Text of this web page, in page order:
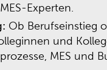
Experten.
Ob Berufseinstieg
und
MES und